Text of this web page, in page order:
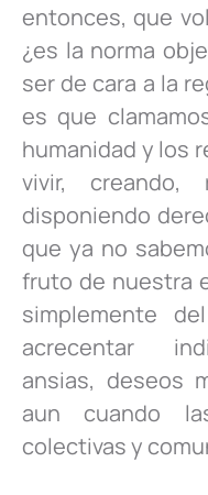
entonces, que
¿es la norma
ser de cara a la
es que
humanidad y los
vivir, creando,
disponiendo
que ya no
fruto de nuestra
simplemente
acrecentar
ansias, deseos
aun cuando
colectivas y